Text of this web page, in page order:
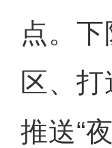
点。
区、打
推送“